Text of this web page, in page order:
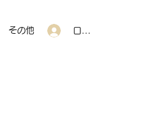
ログイン
その他